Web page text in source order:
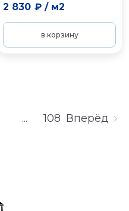
2 830 ₽/ м2
в корзину
... 108 Вперёд